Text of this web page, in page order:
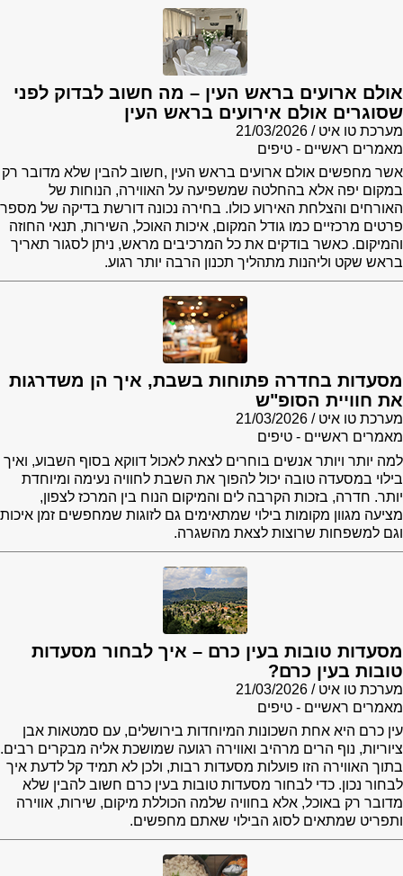
אולם ארועים בראש העין – מה חשוב לבדוק לפני
שסוגרים אולם אירועים בראש העין
מערכת טו איט
21/03/2026
מאמרים ראשיים - טיפים
אשר מחפשים אולם ארועים בראש העין ,חשוב להבין שלא מדובר רק
במקום יפה אלא בהחלטה שמשפיעה על האווירה, הנוחות של
האורחים והצלחת האירוע כולו. בחירה נכונה דורשת בדיקה של מספר
פרטים מרכזיים כמו גודל המקום, איכות האוכל, השירות, תנאי החוזה
והמיקום. כאשר בודקים את כל המרכיבים מראש, ניתן לסגור תאריך
בראש שקט וליהנות מתהליך תכנון הרבה יותר רגוע.
מסעדות בחדרה פתוחות בשבת, איך הן משדרגות
את חוויית הסופ"ש
מערכת טו איט
21/03/2026
מאמרים ראשיים - טיפים
למה יותר ויותר אנשים בוחרים לצאת לאכול דווקא בסוף השבוע, ואיך
בילוי במסעדה טובה יכול להפוך את השבת לחוויה נעימה ומיוחדת
יותר. חדרה, בזכות הקרבה לים והמיקום הנוח בין המרכז לצפון,
מציעה מגוון מקומות בילוי שמתאימים גם לזוגות שמחפשים זמן איכות
וגם למשפחות שרוצות לצאת מהשגרה.
מסעדות טובות בעין כרם – איך לבחור מסעדות
טובות בעין כרם?
מערכת טו איט
21/03/2026
מאמרים ראשיים - טיפים
עין כרם היא אחת השכונות המיוחדות בירושלים, עם סמטאות אבן
ציוריות, נוף הרים מרהיב ואווירה רגועה שמושכת אליה מבקרים רבים.
בתוך האווירה הזו פועלות מסעדות רבות, ולכן לא תמיד קל לדעת איך
לבחור נכון. כדי לבחור מסעדות טובות בעין כרם חשוב להבין שלא
מדובר רק באוכל, אלא בחוויה שלמה הכוללת מיקום, שירות, אווירה
ותפריט שמתאים לסוג הבילוי שאתם מחפשים.